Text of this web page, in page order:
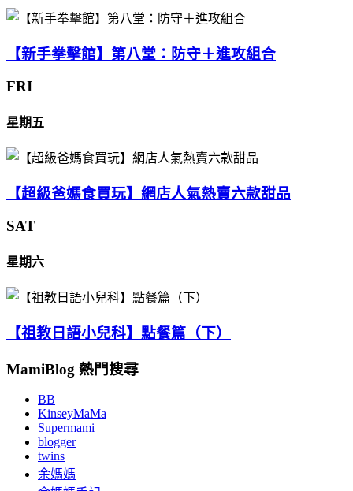
【新手拳擊館】第八堂：防守＋進攻組合
FRI
星期五
【超級爸媽食買玩】網店人氣熱賣六款甜品
SAT
星期六
【祖教日語小兒科】點餐篇（下）
MamiBlog 熱門搜尋
BB
KinseyMaMa
Supermami
blogger
twins
余媽媽